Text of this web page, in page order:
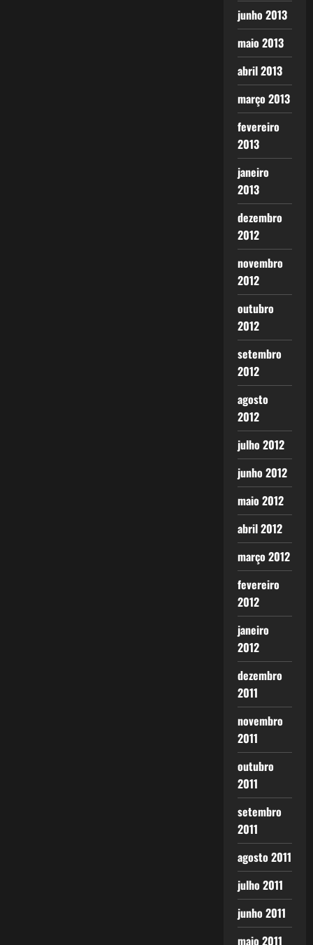
junho 2013
maio 2013
abril 2013
março 2013
fevereiro
2013
janeiro
2013
dezembro
2012
novembro
2012
outubro
2012
setembro
2012
agosto
2012
julho 2012
junho 2012
maio 2012
abril 2012
março 2012
fevereiro
2012
janeiro
2012
dezembro
2011
novembro
2011
outubro
2011
setembro
2011
agosto 2011
julho 2011
junho 2011
maio 2011